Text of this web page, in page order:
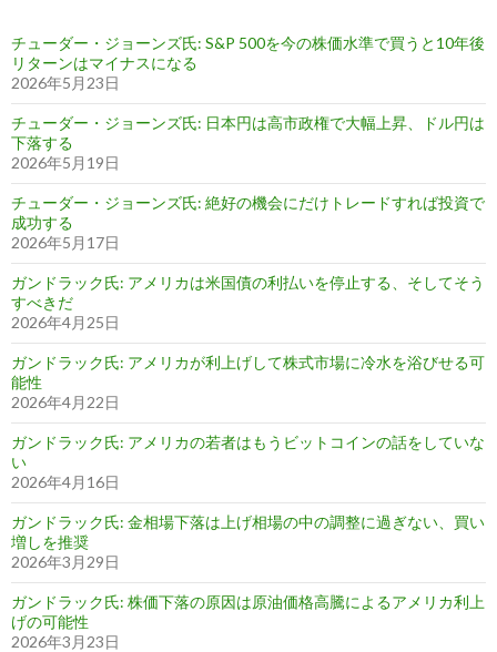
チューダー・ジョーンズ氏: S&P 500を今の株価水準で買うと10年後
リターンはマイナスになる
2026年5月23日
チューダー・ジョーンズ氏: 日本円は高市政権で大幅上昇、ドル円は
下落する
2026年5月19日
チューダー・ジョーンズ氏: 絶好の機会にだけトレードすれば投資で
成功する
2026年5月17日
ガンドラック氏: アメリカは米国債の利払いを停止する、そしてそう
すべきだ
2026年4月25日
ガンドラック氏: アメリカが利上げして株式市場に冷水を浴びせる可
能性
2026年4月22日
ガンドラック氏: アメリカの若者はもうビットコインの話をしていな
い
2026年4月16日
ガンドラック氏: 金相場下落は上げ相場の中の調整に過ぎない、買い
増しを推奨
2026年3月29日
ガンドラック氏: 株価下落の原因は原油価格高騰によるアメリカ利上
げの可能性
2026年3月23日